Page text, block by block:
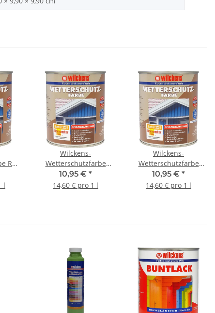
RAL
l
l
Wilckens-
Wetterschutzfarbe
Schokoladenbraun 0,75
l
10,95 € *
14,60 € pro 1 l
Wilckens-
Wetterschutzfarbe
Schwedenrot 0,75 l
10,95 € *
14,60 € pro 1 l